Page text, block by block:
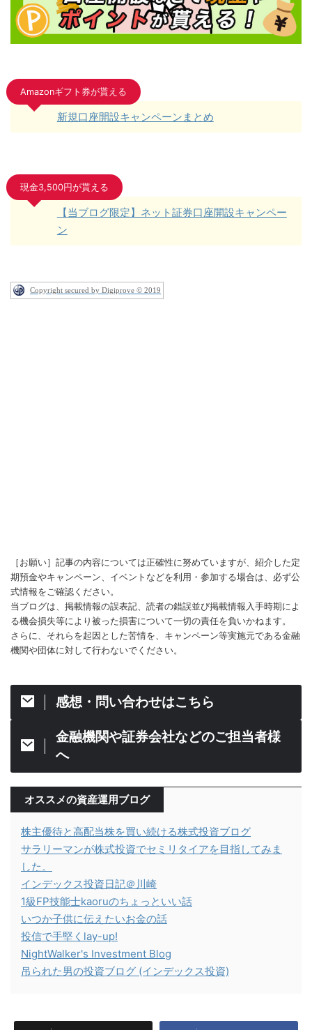
Amazonギフト券が貰える
新規口座開設キャンペーンまとめ
現金3,500円が貰える
【当ブログ限定】ネット証券口座開設キャンペー
ン
Copyright secured by Digiprove © 2019
［お願い］記事の内容については正確性に努めていますが、紹介した定
期預金やキャンペーン、イベントなどを利用・参加する場合は、必ず公
式情報をご確認ください。
当ブログは、掲載情報の誤表記、読者の錯誤並び掲載情報入手時期によ
る機会損失等により被った損害について一切の責任を負いかねます。
さらに、それらを起因とした苦情を、キャンペーン等実施元である金融
機関や団体に対して行わないでください。
感想・問い合わせはこちら
金融機関や証券会社などのご担当者様
へ
オススメの資産運用ブログ
株主優待と高配当株を買い続ける株式投資ブログ
サラリーマンが株式投資でセミリタイアを目指してみま
した。
インデックス投資日記＠川崎
1級FP技能士kaoruのちょっといい話
いつか子供に伝えたいお金の話
投信で手堅くlay-up!
NightWalker's Investment Blog
吊られた男の投資ブログ (インデックス投資)